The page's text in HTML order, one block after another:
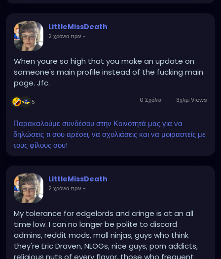
LittleMissDeath
2 χρόνια πριν -
When youre so high that you make an update on
someone's main profile instead of the fucking main
page. Jfc.
5 0 Σχόλια 3χλμ. Views
Παρακαλούμε συνδέσου στην Κοινότητά μας για να
δηλώσεις τι σου αρέσει, να σχολιάσεις και να μοιραστείς με
τους φίλους σου!
LittleMissDeath
2 χρόνια πριν -
My tolerance for edgelords and cringe is at an all
time low. I can no longer be polite to discord
admins, reddit mods, mall ninjas, guys who think
they're Eric Draven, NLOGs, nice guys, porn addicts,
religious nuts of every flavor, those who frequent